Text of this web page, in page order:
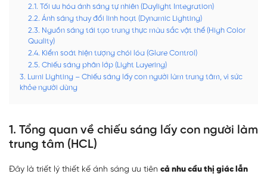
2.1. Tối ưu hóa ánh sáng tự nhiên (Daylight Integration)
2.2. Ánh sáng thay đổi linh hoạt (Dynamic Lighting)
2.3. Nguồn sáng tái tạo trung thực màu sắc vật thể (High Color
Quality)
2.4. Kiểm soát hiện tượng chói lóa (Glare Control)
2.5. Chiếu sáng phân lớp (Light Layering)
3. Lumi Lighting – Chiếu sáng lấy con người làm trung tâm, vì sức
khỏe người dùng
1. Tổng quan về chiếu sáng lấy con người làm
trung tâm (HCL)
Đây là triết lý thiết kế ánh sáng ưu tiên cả nhu cầu thị giác lẫn